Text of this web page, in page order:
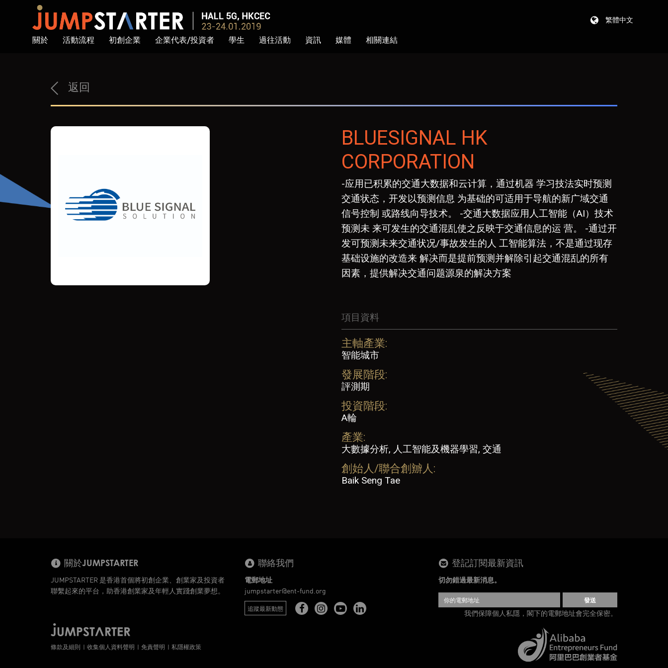
關於 活動流程 初創企業 企業代表/投資者 學生 過往活動 資訊 媒體 相關連結
繁體中文
返回
BLUESIGNAL HK
CORPORATION
-应用已积累的交通大数据和云计算，通过机器 学习技法实时预测
交通状态，开发以预测信息 为基础的可适用于导航的新广域交通
信号控制 或路线向导技术。 -交通大数据应用人工智能（AI）技术
预测未 来可发生的交通混乱使之反映于交通信息的运 营。 -通过开
发可预测未来交通状况/事故发生的人 工智能算法，不是通过现存
基础设施的改造来 解决而是提前预测并解除引起交通混乱的所有
因素，提供解决交通问题源泉的解决方案
項目資料
主軸產業:
智能城市
發展階段:
評測期
投資階段:
A輪
產業:
大數據分析, 人工智能及機器學習, 交通
創始人/聯合創辧人:
Baik Seng Tae
關於JUMPSTARTER
JUMPSTARTER 是香港首個將初創企業、創業家及投資者
聯繫起來的平台，助香港創業家及年輕人實踐創業夢想。
聯絡我們
電郵地址
jumpstarter@ent-fund.org
追蹤最新動態
登記訂閱最新資訊
切勿錯過最新消息。
發送
我們保障個人私隱，閣下的電郵地址會完全保密。
條款及細則 收集個人資料聲明 免責聲明 私隱權政策